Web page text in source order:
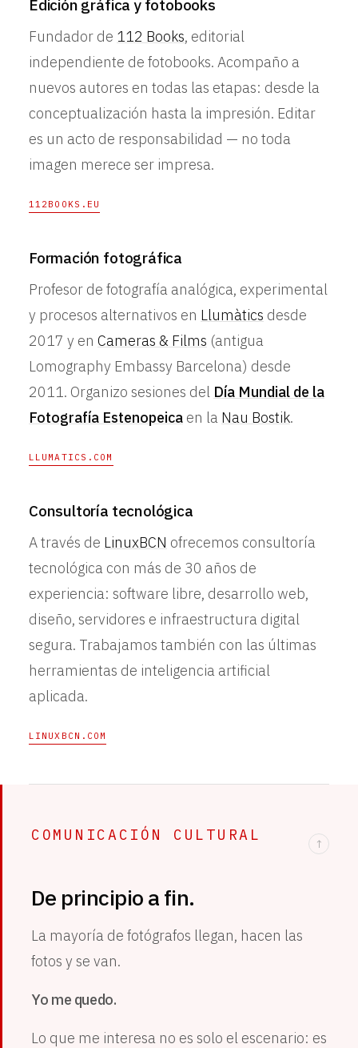
Edición gráfica y fotobooks
Fundador de 112 Books, editorial
independiente de fotobooks. Acompaño a
nuevos autores en todas las etapas: desde la
conceptualización hasta la impresión. Editar
es un acto de responsabilidad — no toda
imagen merece ser impresa.
112BOOKS.EU
Formación fotográfica
Profesor de fotografía analógica, experimental
y procesos alternativos en Llumàtics desde
2017 y en Cameras & Films (antigua
Lomography Embassy Barcelona) desde
2011. Organizo sesiones del Día Mundial de la
Fotografía Estenopeica en la Nau Bostik.
LLUMATICS.COM
Consultoría tecnológica
A través de LinuxBCN ofrecemos consultoría
tecnológica con más de 30 años de
experiencia: software libre, desarrollo web,
diseño, servidores e infraestructura digital
segura. Trabajamos también con las últimas
herramientas de inteligencia artificial
aplicada.
LINUXBCN.COM
COMUNICACIÓN CULTURAL ↑
De principio a fin.
La mayoría de fotógrafos llegan, hacen las
fotos y se van.
Yo me quedo.
Lo que me interesa no es solo el escenario: es